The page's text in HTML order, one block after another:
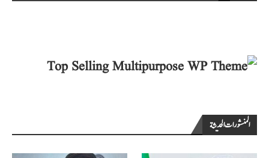
المنشورات الحديثة